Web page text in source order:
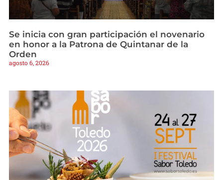
Se inicia con gran participación el novenario
en honor a la Patrona de Quintanar de la
Orden
agosto 6, 2026